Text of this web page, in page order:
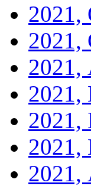
2021,
2021,
2021,
2021,